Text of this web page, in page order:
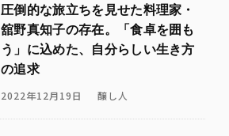
圧倒的な旅立ちを見せた料理家・
舘野真知子の存在。「食卓を囲も
う」に込めた、自分らしい生き方
の追求
2022年12月19日 醸し人